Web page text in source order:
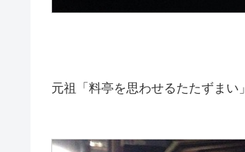
元祖「料亭を思わせるたたずまい」